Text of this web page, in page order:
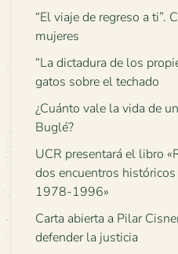
“El viaje de regreso a ti”.
mujeres
“La dictadura de los
gatos sobre el techado
¿Cuánto vale la vida de
Buglé?
UCR presentará el libro
dos encuentros
1978-1996»
Carta abierta a Pilar
defender la justicia